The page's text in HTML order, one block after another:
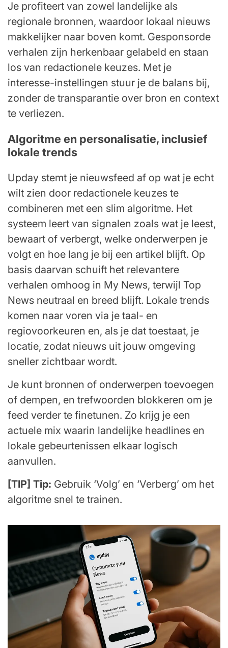
Je profiteert van zowel landelijke als
regionale bronnen, waardoor lokaal nieuws
makkelijker naar boven komt. Gesponsorde
verhalen zijn herkenbaar gelabeld en staan
los van redactionele keuzes. Met je
interesse-instellingen stuur je de balans bij,
zonder de transparantie over bron en context
te verliezen.
Algoritme en personalisatie, inclusief
lokale trends
Upday stemt je nieuwsfeed af op wat je echt
wilt zien door redactionele keuzes te
combineren met een slim algoritme. Het
systeem leert van signalen zoals wat je leest,
bewaart of verbergt, welke onderwerpen je
volgt en hoe lang je bij een artikel blijft. Op
basis daarvan schuift het relevantere
verhalen omhoog in My News, terwijl Top
News neutraal en breed blijft. Lokale trends
komen naar voren via je taal- en
regiovoorkeuren en, als je dat toestaat, je
locatie, zodat nieuws uit jouw omgeving
sneller zichtbaar wordt.
Je kunt bronnen of onderwerpen toevoegen
of dempen, en trefwoorden blokkeren om je
feed verder te finetunen. Zo krijg je een
actuele mix waarin landelijke headlines en
lokale gebeurtenissen elkaar logisch
aanvullen.
[TIP] Tip: Gebruik ‘Volg’ en ‘Verberg’ om het
algoritme snel te trainen.